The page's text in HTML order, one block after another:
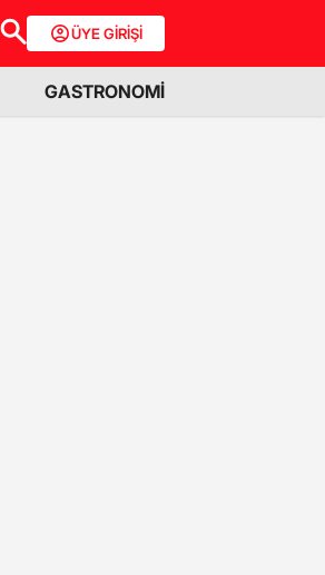
ÜYE GİRİŞİ
GASTRONOMİ